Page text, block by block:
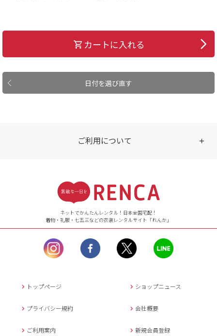
日付を選び直す
カートに入れる
ご利用について
【ご注文（インターネット）】
24時間年中無休
【お問い合わせ窓口（メー
ル）】10:00~17:00
土曜日、日曜日、臨
時休業日を除く。
営業時間外にいただ
返信させていただきま
年末年始、大型連休
ネットでかんたんレンタル！日本全国宅配！
着物・礼服・七五三などの衣装レンタルサイト「れんか」
トップページ ショップニュース
プライバシー規約 会社概要
ご利用案内 新規会員登録